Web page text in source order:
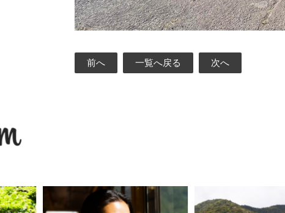
前へ 一覧へ戻る 次へ